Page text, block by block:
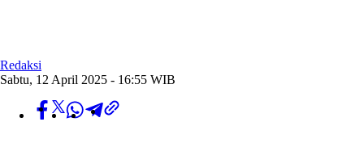
Redaksi
Sabtu, 12 April 2025 - 16:55 WIB